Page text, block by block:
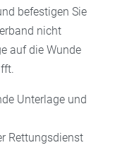
befestigen Sie
nicht
auf die Wunde
Unterlage und
Rettungsdienst